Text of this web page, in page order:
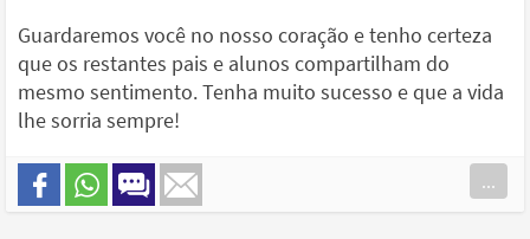
Guardaremos você no nosso coração e tenho certeza
que os restantes pais e alunos compartilham do
mesmo sentimento. Tenha muito sucesso e que a vida
lhe sorria sempre!
...